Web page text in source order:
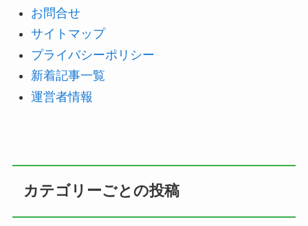
お問合せ
サイトマップ
プライバシーポリシー
新着記事一覧
運営者情報
カテゴリーごとの投稿